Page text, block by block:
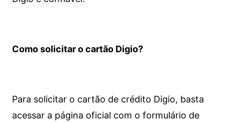
Como solicitar o cartão Digio?
Para solicitar o cartão de crédito Digio, basta
acessar a página oficial com o formulário de